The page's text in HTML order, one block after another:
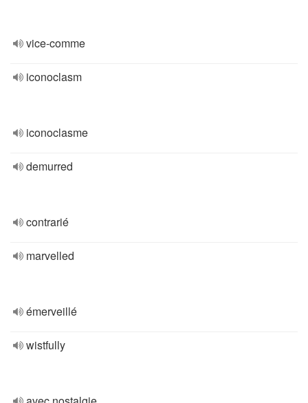
vice-comme
iconoclasm
iconoclasme
demurred
contrarié
marvelled
émerveillé
wistfully